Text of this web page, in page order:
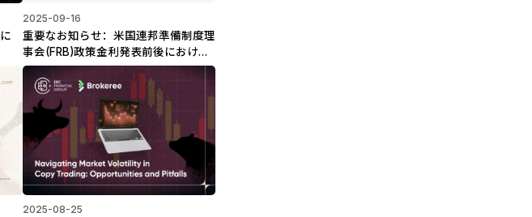
2025-09-16
重要なお知らせ：米国連邦準備制度理
事会(FRB)政策金利発表前後における
証拠金調整について
2025-08-25